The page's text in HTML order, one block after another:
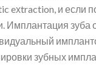
eхtraction, и если
Имплантация
зубных